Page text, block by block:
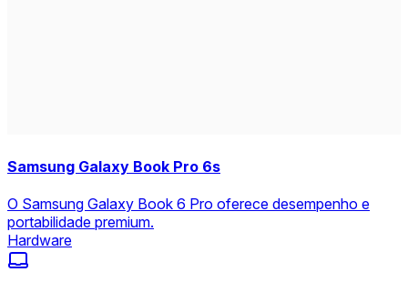
Samsung Galaxy Book Pro 6s
O Samsung Galaxy Book 6 Pro oferece desempenho e
portabilidade premium.
Hardware